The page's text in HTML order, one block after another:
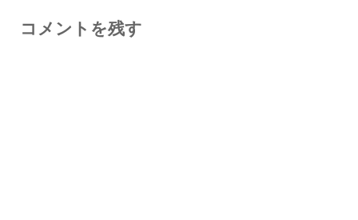
コメントを残す